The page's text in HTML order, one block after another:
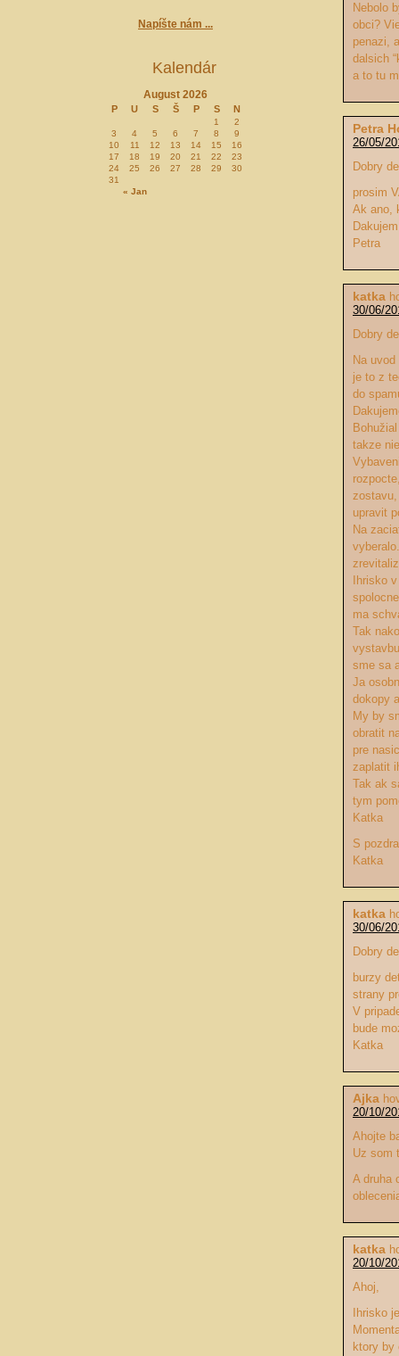
Napíšte nám ...
Kalendár
August 2026
P U S Š P S N
« Jan
1
2
3
4 5 6 7 8
9
10
11 12 13 14 15
16
17
18 19 20 21 22
23
24
25 26 27 28 29
30
31
Nebolo
obci?
penazi,
dalsich
a to tu
Petra
26/05/
Dobry
prosim
Ak ano,
Dakujem
Petra
katka
30/06/
Dobry
Na
je to z
do
takze
upravit
Na
Ihrisko
ma
Tak
sme sa
Ja
dokopy
My by
obratit
pre
zaplatit
Tak ak
tym
Katka
S
Katka
katka
30/06/
Dobry
burzy
strany
V
bude
Katka
Ajka
20/10/
Ahojte
Uz som
A druha
katka
20/10/
Ahoj,
Ihrisko
ktory by